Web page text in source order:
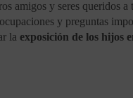
amigos y seres queridos
y preguntas
la exposición de los hijos